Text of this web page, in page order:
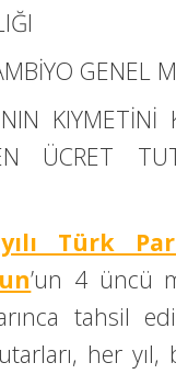
GENEL
KIYMETİNİ
ÜCRET
Türk
’un 4 üncü
tahsil
her